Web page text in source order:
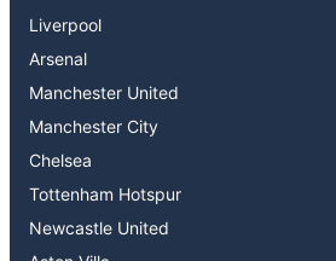
Liverpool
Arsenal
Manchester United
Manchester City
Chelsea
Tottenham Hotspur
Newcastle United